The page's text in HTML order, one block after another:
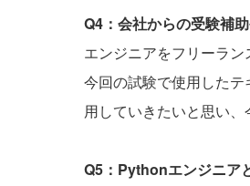
Q4：会社からの受験補
エンジニアをフリーラン
今回の試験で使用した
用していきたいと思い、
Q5：Pythonエンジニア